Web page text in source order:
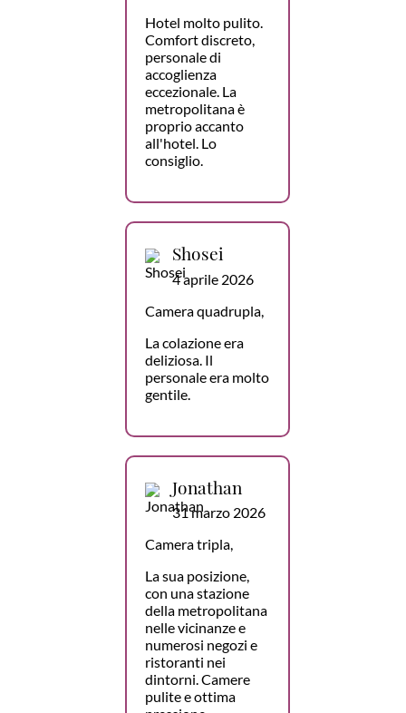
Hotel molto pulito.
Comfort discreto,
personale di
accoglienza
eccezionale. La
metropolitana è
proprio accanto
all'hotel. Lo
consiglio.
Shosei
4 aprile 2026
Camera quadrupla,
La colazione era
deliziosa. Il
personale era molto
gentile.
Jonathan
31 marzo 2026
Camera tripla,
La sua posizione,
con una stazione
della metropolitana
nelle vicinanze e
numerosi negozi e
ristoranti nei
dintorni. Camere
pulite e ottima